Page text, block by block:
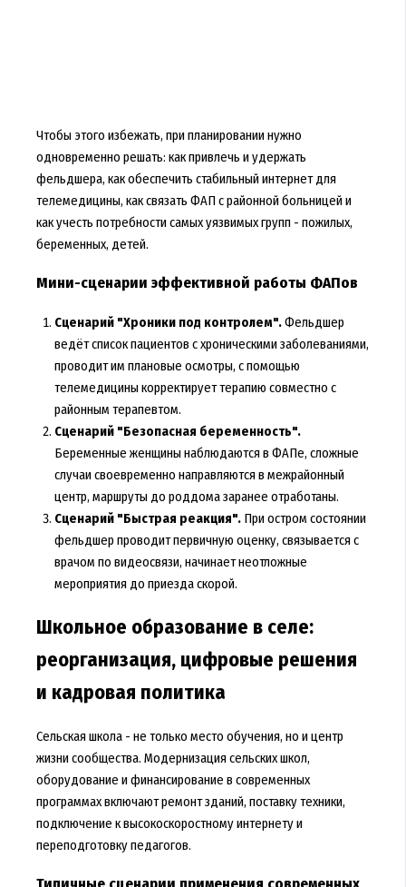
Чтобы этого избежать, при планировании нужно
одновременно решать: как привлечь и удержать
фельдшера, как обеспечить стабильный интернет для
телемедицины, как связать ФАП с районной больницей и
как учесть потребности самых уязвимых групп - пожилых,
беременных, детей.
Мини-сценарии эффективной работы ФАПов
Сценарий "Хроники под контролем".Фельдшер
ведёт список пациентов с хроническими заболеваниями,
проводит им плановые осмотры, с помощью
телемедицины корректирует терапию совместно с
районным терапевтом.
Сценарий "Безопасная беременность".
Беременные женщины наблюдаются в ФАПе, сложные
случаи своевременно направляются в межрайонный
центр, маршруты до роддома заранее отработаны.
Сценарий "Быстрая реакция".При остром состоянии
фельдшер проводит первичную оценку, связывается с
врачом по видеосвязи, начинает неотложные
мероприятия до приезда скорой.
Школьное образование в селе:
реорганизация, цифровые решения
и кадровая политика
Сельская школа - не только место обучения, но и центр
жизни сообщества. Модернизация сельских школ,
оборудование и финансирование в современных
программах включают ремонт зданий, поставку техники,
подключение к высокоскоростному интернету и
переподготовку педагогов.